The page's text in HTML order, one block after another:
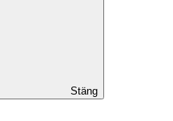
Stäng